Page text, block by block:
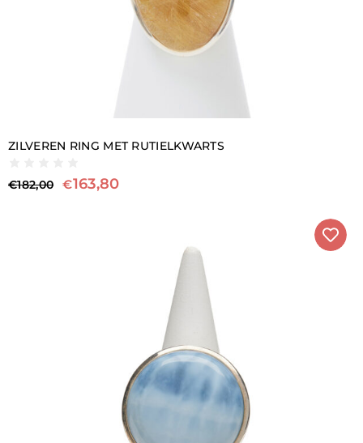
ZILVEREN RING MET RUTIELKWARTS
€182,00 €163,80